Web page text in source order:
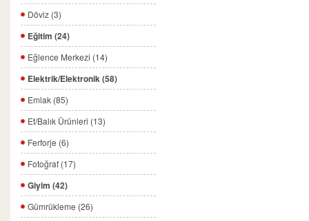
Döviz (3)
Eğitim (24)
Eğlence Merkezi (14)
Elektrik/Elektronik (58)
Emlak (85)
Et/Balık Ürünleri (13)
Ferforje (6)
Fotoğraf (17)
Giyim (42)
Gümrükleme (26)